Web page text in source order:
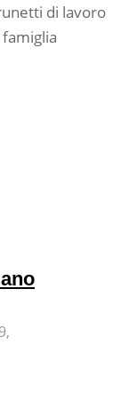
di lavoro